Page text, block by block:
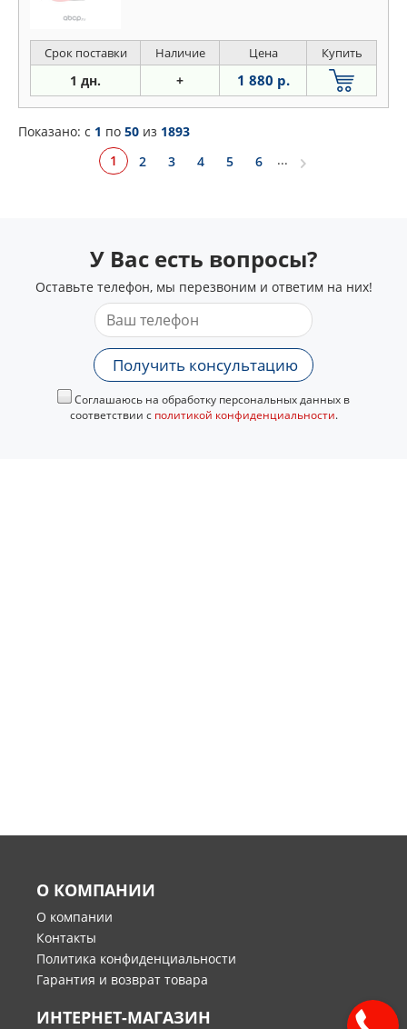
Срок поставки Наличие Цена Купить
1 дн. + 1 880 р.
Показано: c 1 по 50 из 1893
1
2 3 4 5 6 ...
У Вас есть вопросы?
Оставьте телефон, мы перезвоним и ответим на них!
Получить консультацию
Соглашаюсь на обработку персональных данных в
соответствии с политикой конфиденциальности.
О КОМПАНИИ
О компании
Контакты
Политика конфиденциальности
Гарантия и возврат товара
ИНТЕРНЕТ-МАГАЗИН